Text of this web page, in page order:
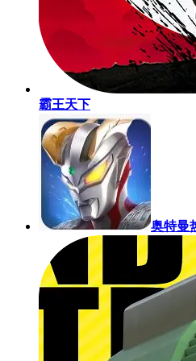
霸王天下
奥特曼